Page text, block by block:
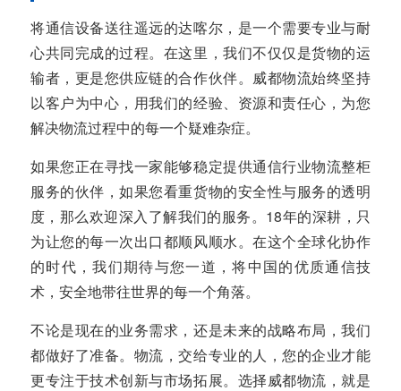
将通信设备送往遥远的达喀尔，是一个需要专业与耐
心共同完成的过程。在这里，我们不仅仅是货物的运
输者，更是您供应链的合作伙伴。威都物流始终坚持
以客户为中心，用我们的经验、资源和责任心，为您
解决物流过程中的每一个疑难杂症。
如果您正在寻找一家能够稳定提供通信行业物流整柜
服务的伙伴，如果您看重货物的安全性与服务的透明
度，那么欢迎深入了解我们的服务。18年的深耕，只
为让您的每一次出口都顺风顺水。在这个全球化协作
的时代，我们期待与您一道，将中国的优质通信技
术，安全地带往世界的每一个角落。
不论是现在的业务需求，还是未来的战略布局，我们
都做好了准备。物流，交给专业的人，您的企业才能
更专注于技术创新与市场拓展。选择威都物流，就是